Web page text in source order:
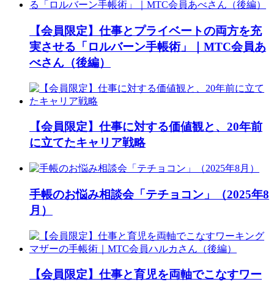
【会員限定】仕事とプライベートの両方を充
実させる「ロルバーン手帳術」｜MTC会員あ
べさん（後編）
【会員限定】仕事に対する価値観と、20年前
に立てたキャリア戦略
手帳のお悩み相談会「テチョコン」（2025年8
月）
【会員限定】仕事と育児を両軸でこなすワー